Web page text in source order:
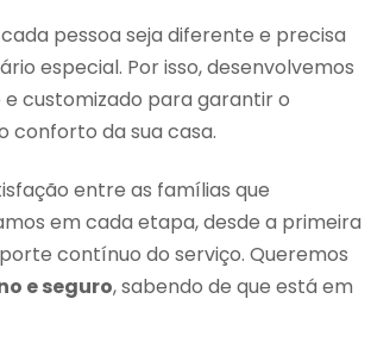
pessoa seja diferente e precisa
especial. Por isso, desenvolvemos
customizado para garantir o
conforto da sua casa.
entre as famílias que
em cada etapa, desde a primeira
contínuo do serviço. Queremos
e seguro, sabendo de que está em